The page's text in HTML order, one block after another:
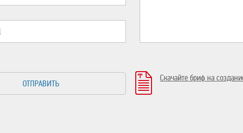
Скачайтебриф на